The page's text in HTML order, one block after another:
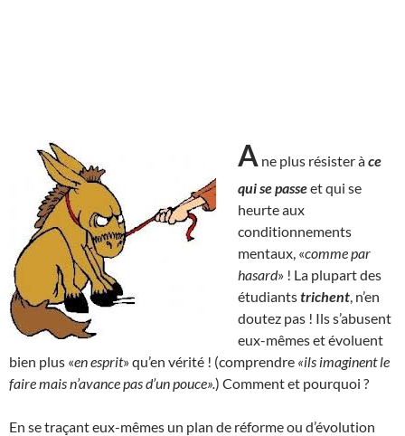
A ne plus résister àce
qui se passeet qui se
heurte aux
conditionnements
mentaux, «comme par
hasard» ! La plupart des
étudiantstrichent , n’en
doutez pas ! Ils s’abusent
eux-mêmes et évoluent
bien plus «en esprit» qu’en vérité ! (comprendre «ils imaginent le
faire mais n’avance pas d’un pouce».) Comment et pourquoi ?
En se traçant eux-mêmes un plan de réforme ou d’évolution